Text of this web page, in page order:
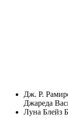
Дж. Р.
Джареда
Луна Блейз